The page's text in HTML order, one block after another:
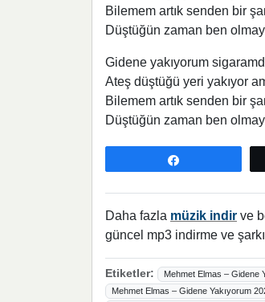
Bilemem artık senden bir
Düştüğün zaman ben
Gidene yakıyorum
Ateş düştüğü yeri yakıyor
Bilemem artık senden bir
Düştüğün zaman ben
Daha fazla müzik indir ve
güncel mp3 indirme ve
Etiketler: Mehmet Elmas – Gidene
Mehmet Elmas – Gidene Yakıyorum